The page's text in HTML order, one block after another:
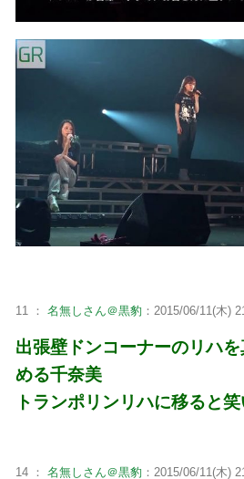
11 ： 名無しさん＠黒豹 ：2015/06/11(木)
出張壁ドンコーナーのリハ
める千奈美
トランポリンリハに移ると
14 ： 名無しさん＠黒豹 ：2015/06/11(木)